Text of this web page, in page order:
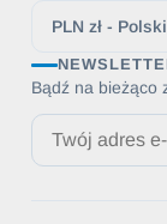
PLN zł - Polski
Bądź na bieżąco